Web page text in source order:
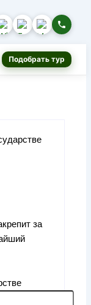
Подобрать тур
за